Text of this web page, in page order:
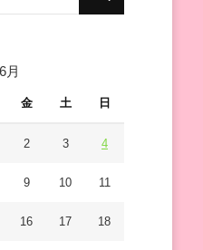
月
金 土 日
2 3 4
9 10 11
16 17 18